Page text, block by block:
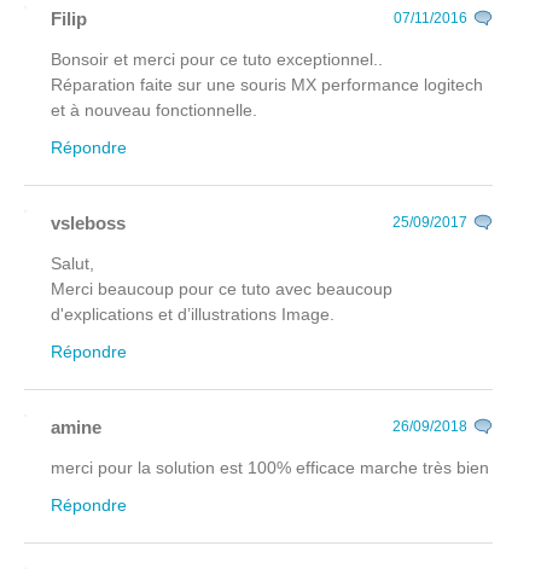
Filip 07/11/2016
Bonsoir et merci pour ce tuto exceptionnel..
Réparation faite sur une souris MX performance logitech
et à nouveau fonctionnelle.
Répondre
vsleboss 25/09/2017
Salut,
Merci beaucoup pour ce tuto avec beaucoup
d'explications et d’illustrations Image.
Répondre
amine 26/09/2018
merci pour la solution est 100% efficace marche très bien
Répondre